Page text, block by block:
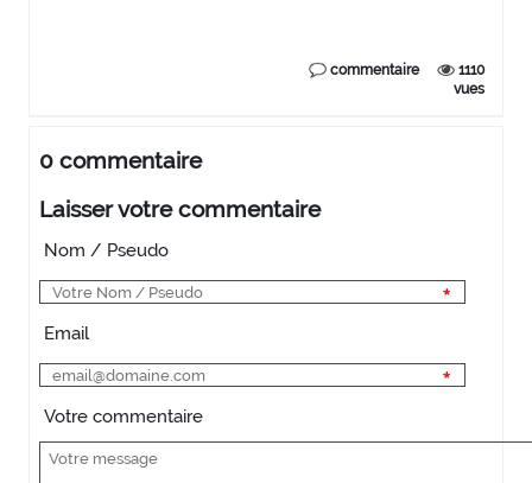
commentaire
1110
vues
0 commentaire
Laisser votre commentaire
Nom / Pseudo
Email
Votre commentaire